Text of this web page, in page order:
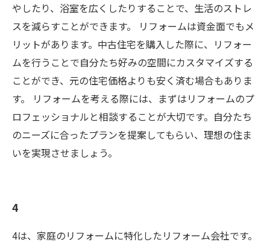
やしたり、浴室を広くしたりすることで、生活のストレ
スを減らすことができます。 リフォームは資金面でもメ
リットがあります。中古住宅を購入した際に、リフォー
ムを行うことで自分たち好みの空間にカスタマイズする
ことができ、元の住宅価格よりも安く済む場合もありま
す。 リフォームを考える際には、まずはリフォームのプ
ロフェッショナルと相談することが大切です。自分たち
のニーズに合ったプランを提案してもらい、理想の住ま
いを実現させましょう。
4
4は、家庭のリフォームに特化したリフォーム会社です。